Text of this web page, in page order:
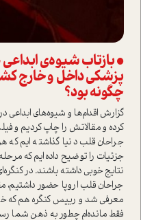
• بازتاب شیوه‌ی
پزشکی داخل و خارج
چگونه بود؟
گزارش اقدام‌ها و شیوه‌های
کرده و مقالاتش را چاپ کردیم و
جراحان قلب دنیا گذاشته ایم که
جزئیات را توضیح داده‌ایم که
نتایج خوبی داشته باشند. در
جراحان قلب اروپا حضور داشتیم،
معرفی شد و رییس کنگره هم که
فقط مانده‌ام چطور به ذهن شما